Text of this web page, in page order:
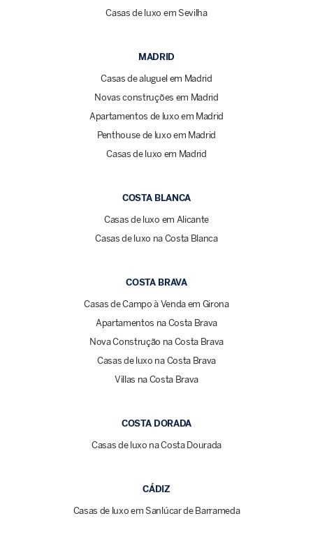
Casas de luxo em Sevilha
MADRID
Casas de aluguel em Madrid
Novas construções em Madrid
Apartamentos de luxo em Madrid
Penthouse de luxo em Madrid
Casas de luxo em Madrid
COSTA BLANCA
Casas de luxo em Alicante
Casas de luxo na Costa Blanca
COSTA BRAVA
Casas de Campo à Venda em Girona
Apartamentos na Costa Brava
Nova Construção na Costa Brava
Casas de luxo na Costa Brava
Villas na Costa Brava
COSTA DORADA
Casas de luxo na Costa Dourada
CÁDIZ
Casas de luxo em Sanlúcar de Barrameda